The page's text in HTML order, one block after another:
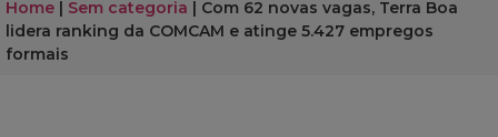
Home | Sem categoria | Com 62 novas vagas, Terra Boa
lidera ranking da COMCAM e atinge 5.427 empregos
formais